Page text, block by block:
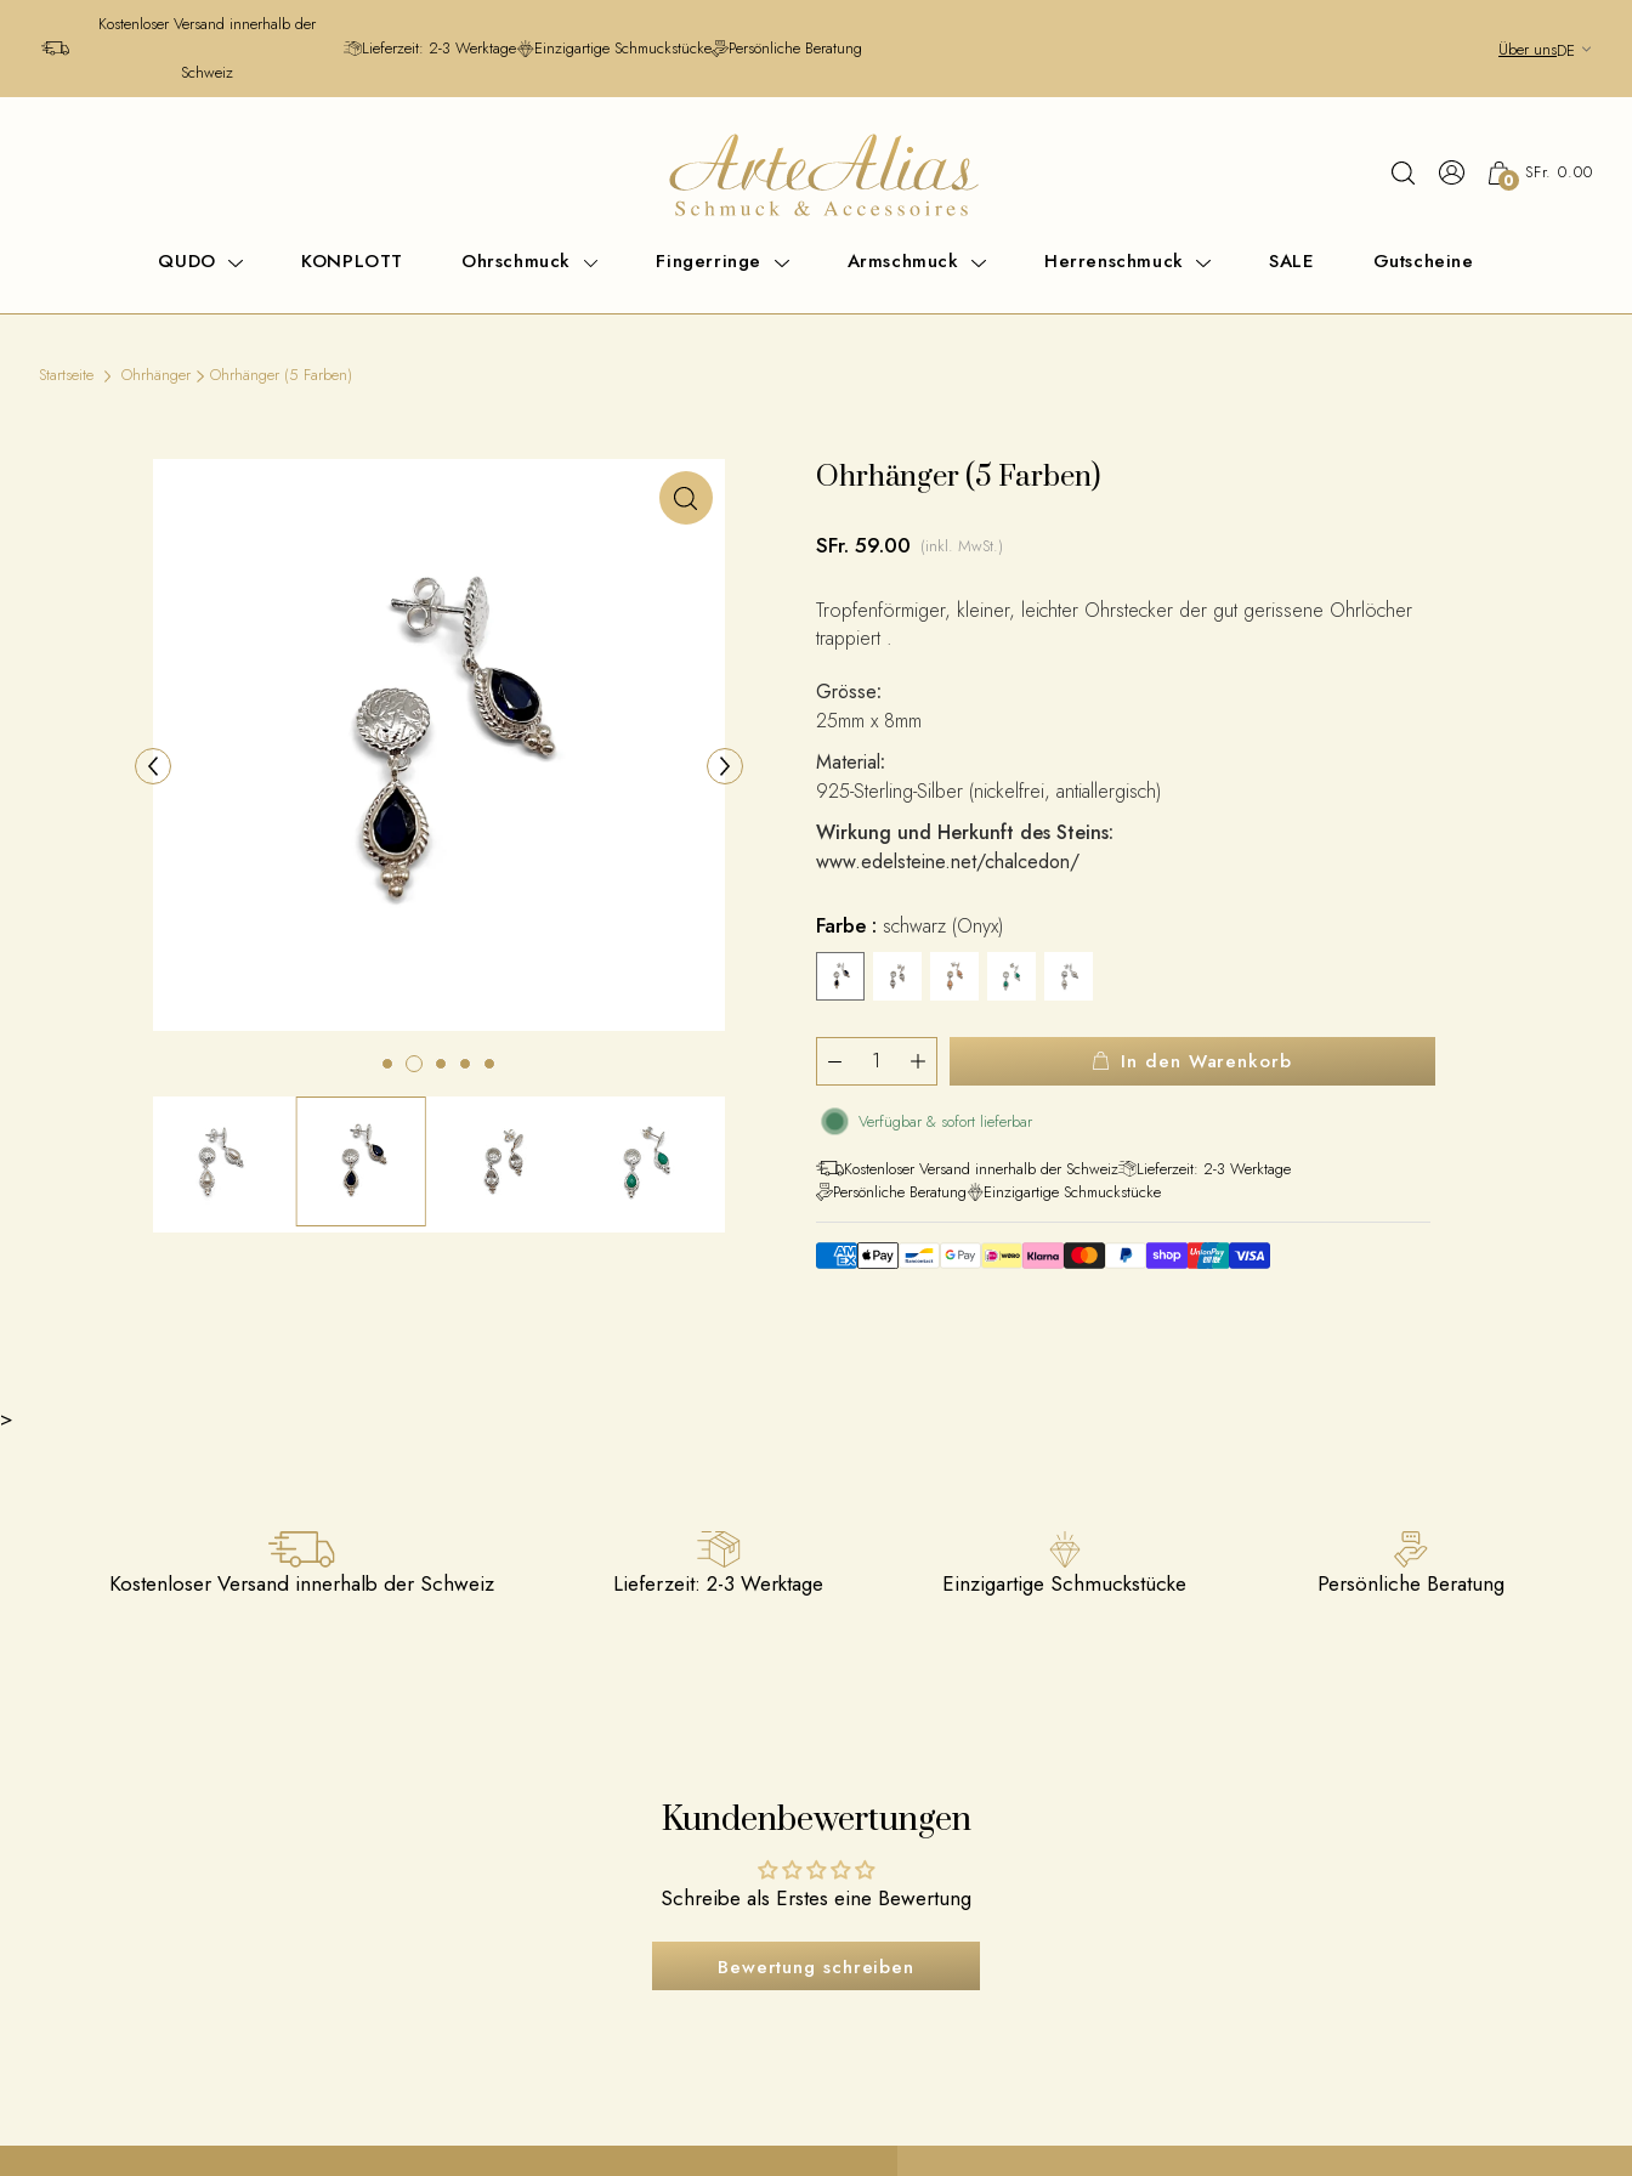
Kostenloser Versand innerhalb der
Schweiz
Lieferzeit: 2-3 Werktage Einzigartige Schmuckstücke Persönliche Beratung Über unsDE
0 SFr. 0.00
QUDO KONPLOTT Ohrschmuck Fingerringe Armschmuck Herrenschmuck SALE Gutscheine
Startseite Ohrhänger Ohrhänger (5 Farben)
Ohrhänger (5 Farben)
SFr. 59.00 (inkl. MwSt.)
Tropfenförmiger, kleiner, leichter Ohrstecker der gut gerissene Ohrlöcher
trappiert .
Grösse:
25mm x 8mm
Material:
925-Sterling-Silber (nickelfrei, antiallergisch)
Wirkung und Herkunft des Steins:
www.edelsteine.net/chalcedon/
Farbe : schwarz (Onyx)
In den Warenkorb
Verfügbar & sofort lieferbar
Kostenloser Versand innerhalb der Schweiz
Lieferzeit: 2-3 Werktage
Persönliche Beratung
Einzigartige Schmuckstücke
>
Kostenloser Versand innerhalb der Schweiz Lieferzeit: 2-3 Werktage Einzigartige Schmuckstücke Persönliche Beratung
Kundenbewertungen
Schreibe als Erstes eine Bewertung
Bewertung schreiben